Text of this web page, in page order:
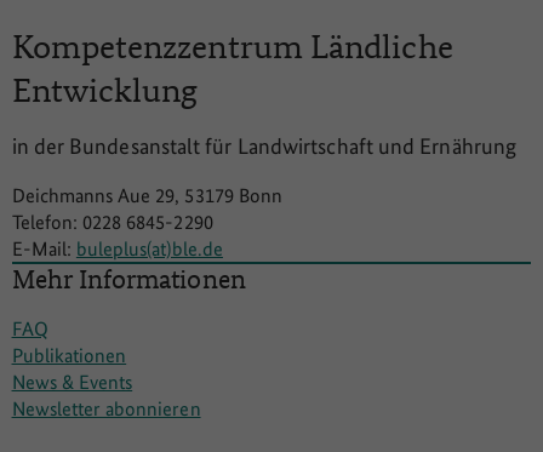
Kompetenzzentrum Ländliche
Entwicklung
in der Bundesanstalt für Landwirtschaft und Ernährung
Deichmanns Aue 29, 53179 Bonn
Telefon: 0228 6845-2290
E-Mail: buleplus(at)ble.de
Mehr Informationen
FAQ
Publikationen
News & Events
Newsletter abonnieren